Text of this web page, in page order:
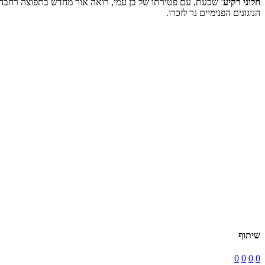
חלוני רקיע' שכעת, עם פטירתו של בן עמי, רואה אור מחדש בתפוצה
הניגונים הפנימיים נר לזכרו.
שיתוף
0
0
0
0